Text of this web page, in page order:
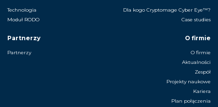
Technologia
Moduł RODO
Dla kogo Cryptomage Cyber Eye™?
Case studies
Partnerzy
Partnerzy
O firmie
O firmie
Aktualności
Zespół
Projekty naukowe
Kariera
Plan połączenia